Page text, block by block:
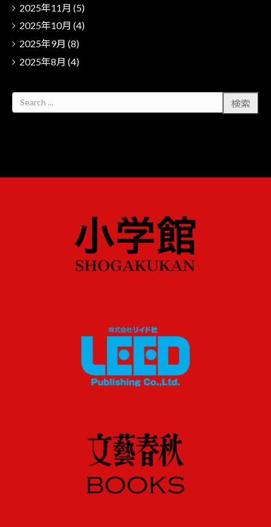
2025年11月 (5)
2025年10月 (4)
2025年9月 (8)
2025年8月 (4)